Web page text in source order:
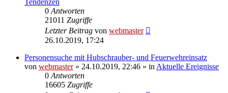
0 Antworten
21011 Zugriffe
Letzter Beitrag von webmaster
26.10.2019, 17:24
Personensuche mit Hubschrauber- und Feuerwehreinsatz
von webmaster» 24.10.2019, 22:46 » in Aktuelle Ereignisse
0 Antworten
16605 Zugriffe